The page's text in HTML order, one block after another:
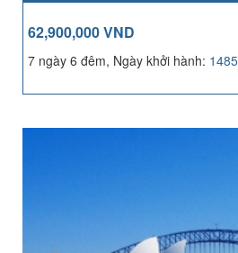
62,900,000 VND
7 ngày 6 đêm, Ngày khởi hành: